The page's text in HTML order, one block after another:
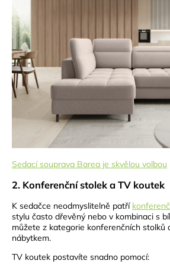
Sedací souprava Barea je skvělou volbou
2. Konferenční stolek a TV koutek
K sedačce neodmyslitelně patří
stylu často dřevěný nebo v kombinaci s
můžete z kategorie konferenčních stolků
nábytkem.
TV koutek postavíte snadno pomocí: